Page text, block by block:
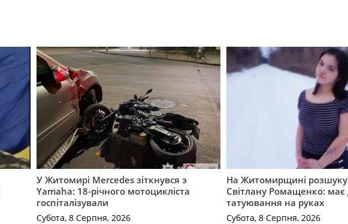
У Житомирі Mercedes зіткнувся з
Yamaha: 18-річного мотоцикліста
госпіталізували
Субота, 8 Серпня, 2026
На Житомирщині
Світлану Ромащенко: має
татуювання на руках
Субота, 8 Серпня, 2026